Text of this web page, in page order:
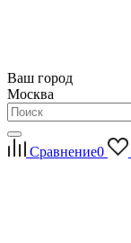
Ваш город
Москва
Сравнение0